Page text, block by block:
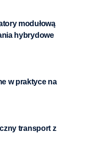
modułową
hybrydowe
w praktyce na
transport z